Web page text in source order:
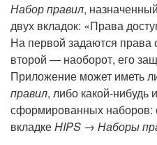
Набор правил,
двух вкладок: «Права
На первой задаются права
второй — наоборот, его
Приложение может иметь
правил, либо какой-нибудь
сформированных наборов:
вкладкеHIPS → Наборы